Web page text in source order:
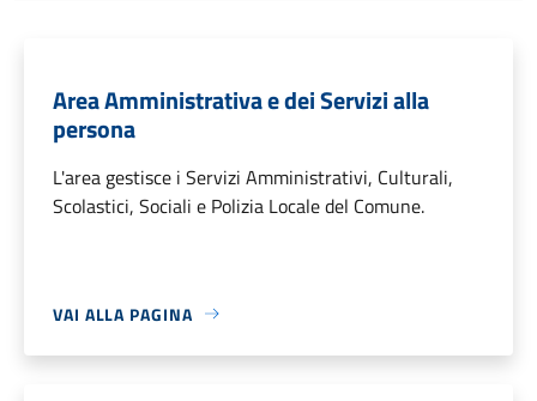
Area Amministrativa e dei Servizi alla
persona
L'area gestisce i Servizi Amministrativi, Culturali,
Scolastici, Sociali e Polizia Locale del Comune.
VAI ALLA PAGINA